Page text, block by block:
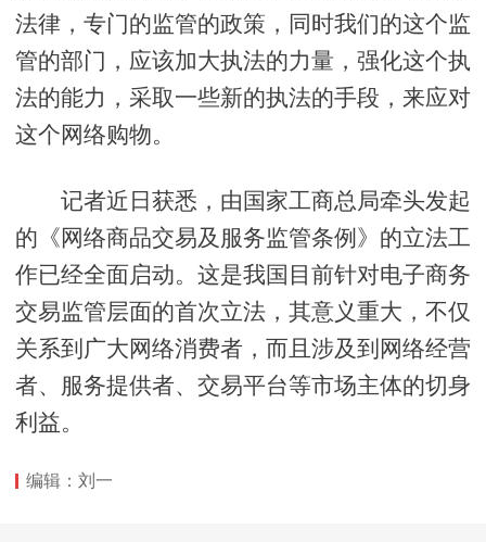
法律，专门的监管的政策，同时我们的这个监
管的部门，应该加大执法的力量，强化这个执
法的能力，采取一些新的执法的手段，来应对
这个网络购物。
记者近日获悉，由国家工商总局牵头发起
的《网络商品交易及服务监管条例》的立法工
作已经全面启动。这是我国目前针对电子商务
交易监管层面的首次立法，其意义重大，不仅
关系到广大网络消费者，而且涉及到网络经营
者、服务提供者、交易平台等市场主体的切身
利益。
编辑：刘一